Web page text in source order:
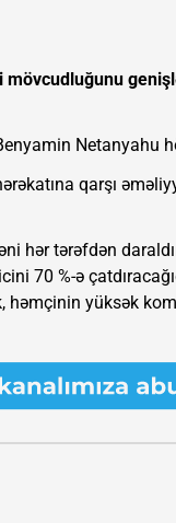
mövcudluğunu
Netanyahu
qarşı
hər tərəfdən
70 %-ə
həmçinin yüksək